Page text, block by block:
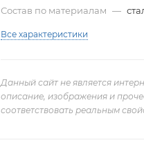
Состав по материалам —
Все характеристики
Данный сайт не является
описание, изображения и
соответствовать реальным